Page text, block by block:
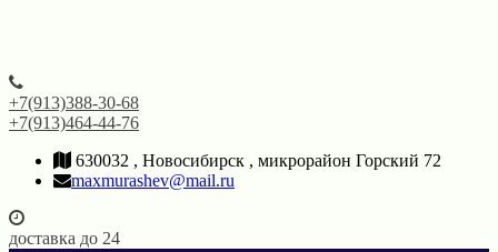
+7(913)388-30-68
+7(913)464-44-76
630032 , Новосибирск , микрорайон Горский 72
maxmurashev@mail.ru
доставка до 24